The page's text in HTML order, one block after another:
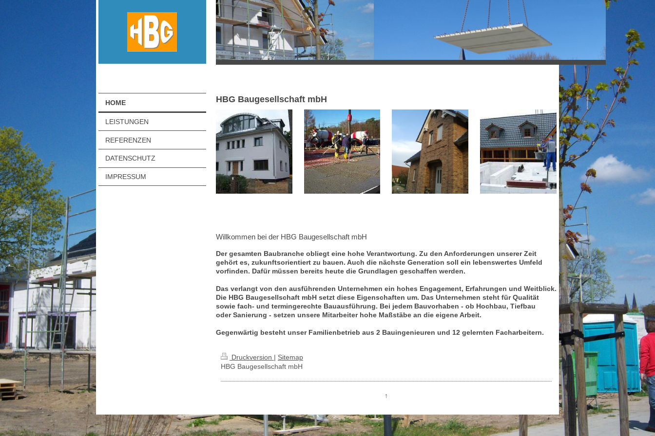
HOME
LEISTUNGEN
REFERENZEN
DATENSCHUTZ
IMPRESSUM
HBG Baugesellschaft mbH
Willkommen bei der HBG Baugesellschaft mbH
Der gesamten Baubranche obliegt eine hohe Verantwortung. Zu den Anforderungen unserer Zeit
gehört es, zukunftsorientiert zu bauen. Auch die nächste Generation soll ein lebenswertes Umfeld
vorfinden. Dafür müssen bereits heute die Grundlagen geschaffen werden.
Das verlangt von den ausführenden Unternehmen ein hohes Engagement, Erfahrungen und Weitblick.
Die HBG Baugesellschaft mbH setzt diese Eigenschaften um. Das Unternehmen steht für Qualität
sowie fach- und termingerechte Bauausführung. Bei jedem Bauvorhaben - ob Hochbau, Tiefbau
oder Sanierung - setzen unsere Mitarbeiter hohe Maßstäbe an die eigene Arbeit.
Gegenwärtig besteht unser Familienbetrieb aus 2 Bauingenieuren und 12 gelernten Facharbeitern.
Druckversion | Sitemap
HBG Baugesellschaft mbH
↑